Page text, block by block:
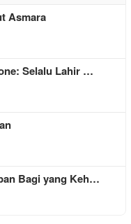
Asmara
Selalu Lahir …
Bagi yang Keh…